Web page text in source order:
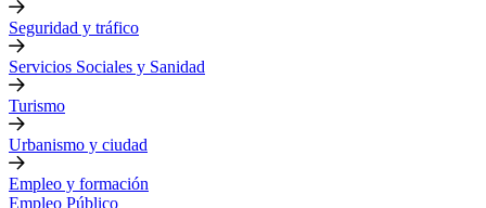
Seguridad y tráfico
Servicios Sociales y Sanidad
Turismo
Urbanismo y ciudad
Empleo y formación
Empleo Público